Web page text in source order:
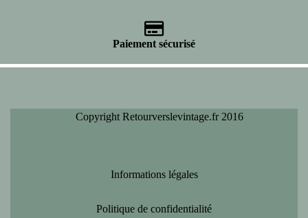
Paiement sécurisé
Copyright Retourverslevintage.fr 2016
Informations légales
Politique de confidentialité